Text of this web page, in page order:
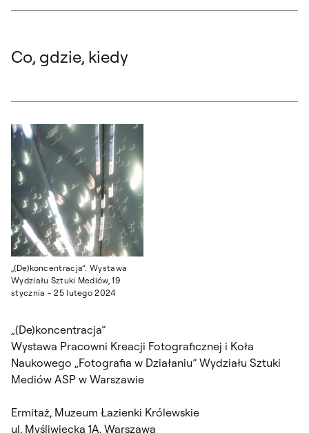
Co, gdzie, kiedy
„(De)koncentracja”. Wystawa
Wydziału Sztuki Mediów, 19
stycznia - 25 lutego 2024
„(De)koncentracja”
Wystawa Pracowni Kreacji Fotograficznej i Koła
Naukowego „Fotografia w Działaniu” Wydziału Sztuki
Mediów ASP w Warszawie
Ermitaż, Muzeum Łazienki Królewskie
ul. Myśliwiecka 1A, Warszawa